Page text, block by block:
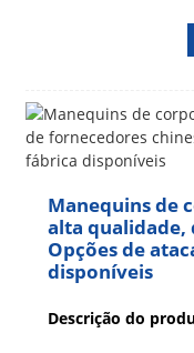
Manequins de
alta qualidade,
Opções de
disponíveis
Descrição do